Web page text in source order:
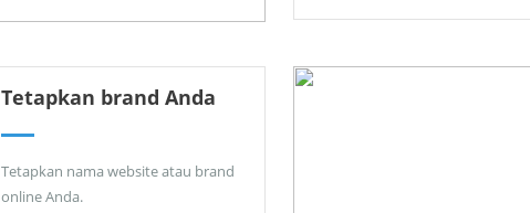
Tetapkan brand Anda
Tetapkan nama website atau brand
online Anda.